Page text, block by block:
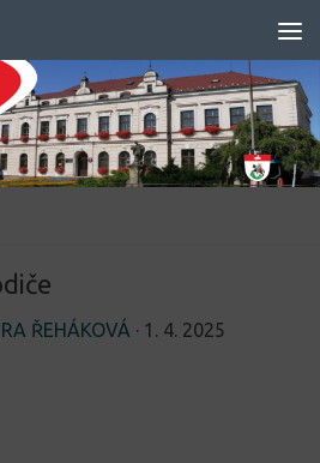
ŘEHÁKOVÁ · 1. 4. 2025